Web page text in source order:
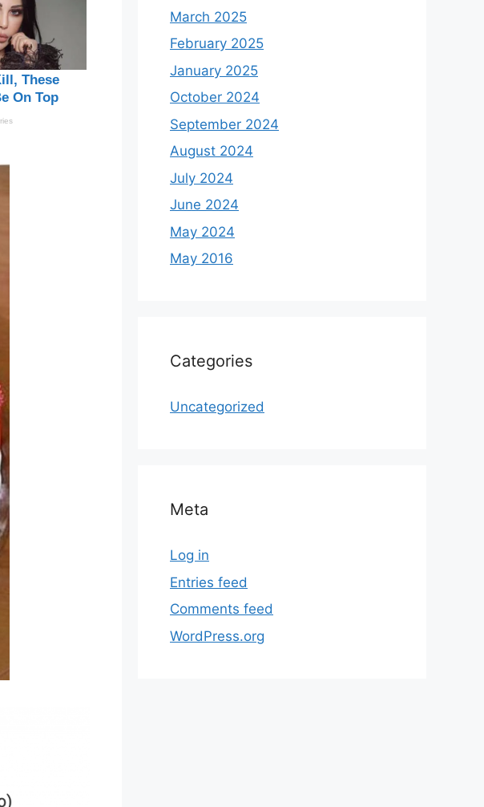
March 2025
February 2025
January 2025
October 2024
September 2024
August 2024
July 2024
June 2024
May 2024
May 2016
Categories
Uncategorized
Meta
Log in
Entries feed
Comments feed
WordPress.org